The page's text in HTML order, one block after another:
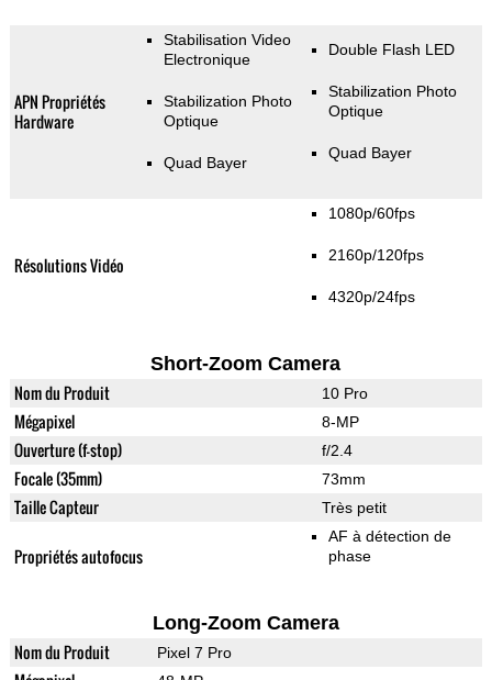
APN Propriétés
Hardware
Stabilisation Video
Electronique
Stabilization Photo
Optique
Quad Bayer
Double Flash LED
Stabilization Photo
Optique
Quad Bayer
Résolutions Vidéo
1080p/60fps
2160p/120fps
4320p/24fps
Short-Zoom Camera
Nom du Produit 10 Pro
Mégapixel 8-MP
Ouverture (f-stop) f/2.4
Focale (35mm) 73mm
Taille Capteur Très petit
Propriétés autofocus
AF à détection de
phase
Long-Zoom Camera
Nom du Produit Pixel 7 Pro